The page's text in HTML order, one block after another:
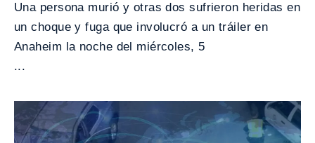
Una persona murió y otras dos sufrieron heridas en
un choque y fuga que involucró a un tráiler en
Anaheim la noche del miércoles, 5
...